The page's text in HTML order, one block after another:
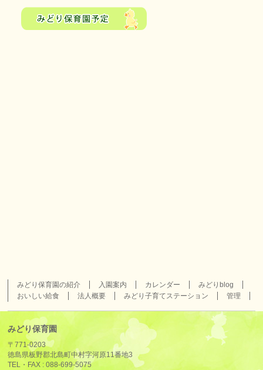
みどり保育園の紹介 入園案内 カレンダー
みどりblog
おいしい給食
法人概要 みどり子育てステーション 管理
みどり保育園
〒771-0203
徳島県板野郡北島町中村字河原11番地3
TEL・FAX :088-699-5075